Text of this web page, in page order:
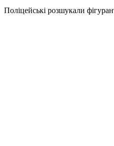
Поліцейські розшукали